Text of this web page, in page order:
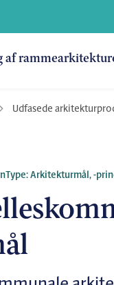
af
Tilbage til
Udfasede
Type: Arkitekturmål, -